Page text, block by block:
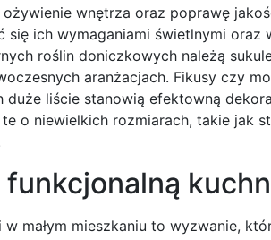
ożywienie wnętrza oraz poprawę
ich wymaganiami świetlnymi
roślin doniczkowych należą
aranżacjach. Fikusy czy
duże liście stanowią efektowną
o niewielkich rozmiarach, takie jak
w małym mieszkaniu to wyzwanie,